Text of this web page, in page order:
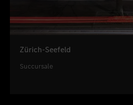
Zürich-Seefeld
Succursale